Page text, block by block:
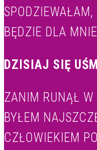
BĘDZIE DLA
DZISIAJ SIĘ
ZANIM RUNĄŁ W
BYŁEM
CZŁOWIEKIEM